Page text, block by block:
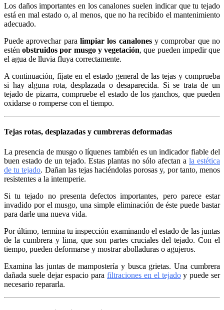
Los daños importantes en los canalones suelen indicar que tu tejado
está en mal estado o, al menos, que no ha recibido el mantenimiento
adecuado.
Puede aprovechar para limpiar los canalonesy comprobar que no
esténobstruidos por musgo y vegetación, que pueden impedir que
el agua de lluvia fluya correctamente.
A continuación, fíjate en el estado general de las tejas y comprueba
si hay alguna rota, desplazada o desaparecida. Si se trata de un
tejado de pizarra, compruebe el estado de los ganchos, que pueden
oxidarse o romperse con el tiempo.
Tejas rotas, desplazadas y cumbreras deformadas
La presencia de musgo o líquenes también es un indicador fiable del
buen estado de un tejado. Estas plantas no sólo afectan a la estética
de tu tejado. Dañan las tejas haciéndolas porosas y, por tanto, menos
resistentes a la intemperie.
Si tu tejado no presenta defectos importantes, pero parece estar
invadido por el musgo, una simple eliminación de éste puede bastar
para darle una nueva vida.
Por último, termina tu inspección examinando el estado de las juntas
de la cumbrera y lima, que son partes cruciales del tejado. Con el
tiempo, pueden deformarse y mostrar abolladuras o agujeros.
Examina las juntas de mampostería y busca grietas. Una cumbrera
dañada suele dejar espacio parafiltraciones en el tejadoy puede ser
necesario repararla.